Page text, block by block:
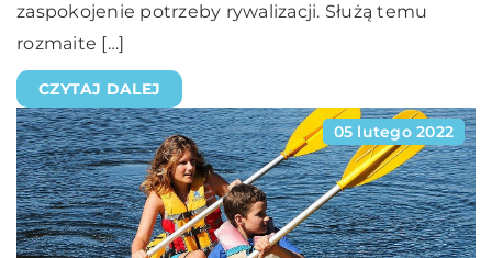
zaspokojenie potrzeby rywalizacji. Służą temu
rozmaite […]
CZYTAJ DALEJ
05 lutego 2022